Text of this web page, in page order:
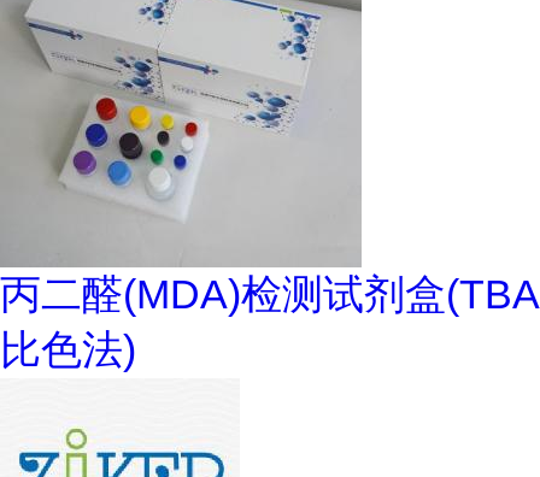
丙二醛(MDA)检测试剂盒(TBA
比色法)